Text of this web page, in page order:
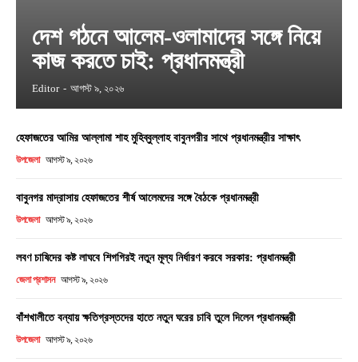
দেশ গঠনে আলেম-ওলামাদের সঙ্গে নিয়ে
কাজ করতে চাই: প্রধানমন্ত্রী
Editor - আগস্ট ৯, ২০২৬
হেফাজতের আমির আল্লামা শাহ মুহিব্বুল্লাহ বাবুনগরীর সাথে প্রধানমন্ত্রীর সাক্ষাৎ
উপজেলা আগস্ট ৯, ২০২৬
বাবুনগর মাদ্রাসায় হেফাজতের শীর্ষ আলেমদের সঙ্গে বৈঠকে প্রধানমন্ত্রী
উপজেলা আগস্ট ৯, ২০২৬
লবণ চাষিদের কষ্ট লাঘবে শিগগিরই নতুন মূল্য নির্ধারণ করবে সরকার: প্রধানমন্ত্রী
জেলা প্রশাসন আগস্ট ৯, ২০২৬
বাঁশখালীতে বন্যায় ক্ষতিগ্রস্তদের হাতে নতুন ঘরের চাবি তুলে দিলেন প্রধানমন্ত্রী
উপজেলা আগস্ট ৯, ২০২৬